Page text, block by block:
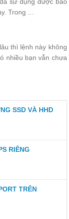
sử dụng được bao
Trong ...
thì lệnh này không
nhiều bạn vẫn chưa
SSD VÀ HHD
RIÊNG
TRÊN